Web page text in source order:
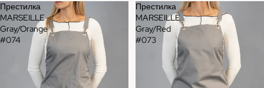
Престилка
MARSEILLE
Gray/Orange
#074
Престилка
MARSEILLE
Gray/Red
#073